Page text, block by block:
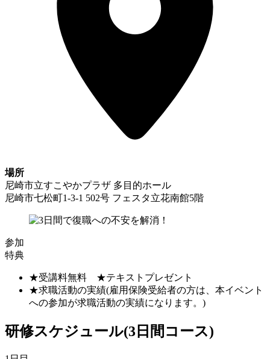
場所
尼崎市立すこやかプラザ 多目的ホール
尼崎市七松町1-3-1 502号 フェスタ立花南館5階
参加
特典
★受講料無料 ★テキストプレゼント
★求職活動の実績(雇用保険受給者の方は、本イベント
への参加が求職活動の実績になります。)
研修スケジュール(3日間コース)